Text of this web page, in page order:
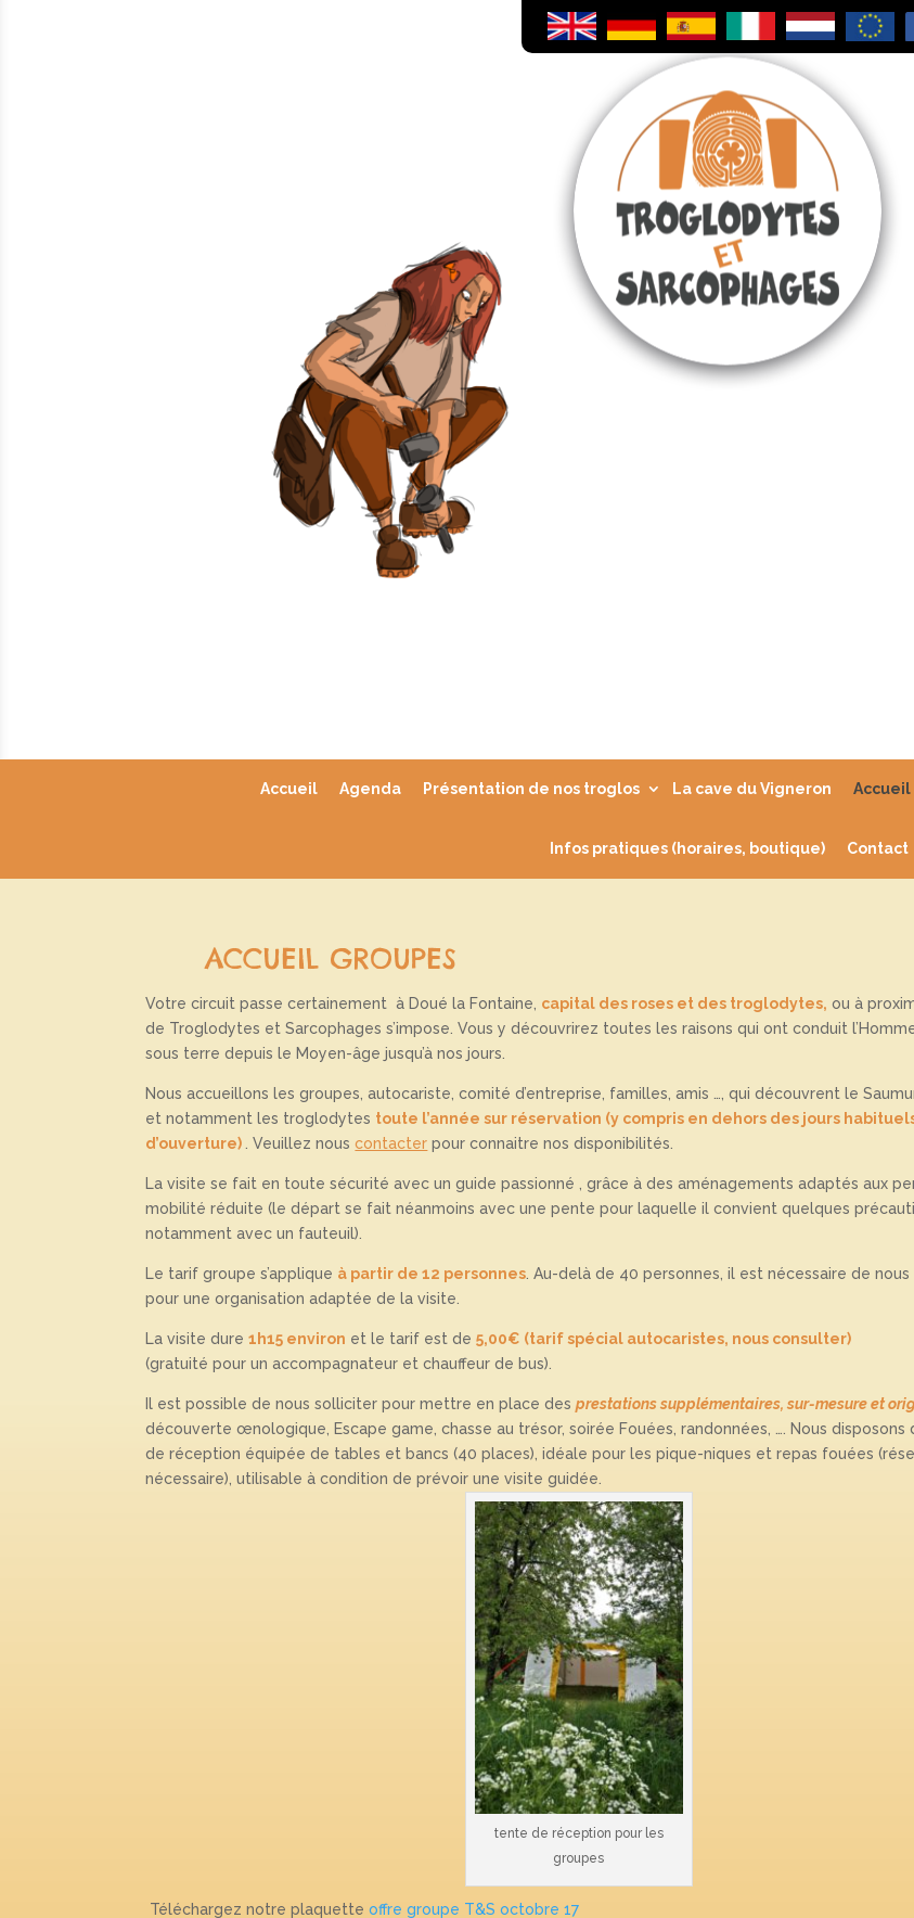
Accueil
Accueil Agenda Présentation de nos troglos La cave du Vigneron Accueil
Infos pratiques (horaires, boutique) Contact
ACCUEIL GROUPES
Votre circuit passe certainement à Doué la Fontaine, capital des roses et des troglodytes, ou à
de Troglodytes et Sarcophages s’impose. Vous y découvrirez toutes les raisons qui ont conduit
sous terre depuis le Moyen-âge jusqu’à nos jours.
Nous accueillons les groupes, autocariste, comité d’entreprise, familles, amis …, qui découvrent le
et notamment les troglodytes toute l’année sur réservation (y compris en dehors des jours
d’ouverture)
. Veuillez nous contacter pour connaitre nos disponibilités.
La visite se fait en toute sécurité avec un guide passionné , grâce à des aménagements adaptés aux
mobilité réduite (le départ se fait néanmoins avec une pente pour laquelle il convient quelques
notamment avec un fauteuil).
Le tarif groupe s’applique à partir de 12 personnes . Au-delà de 40 personnes, il est nécessaire de
pour une organisation adaptée de la visite.
La visite dure1h15 environ et le tarif est de5,00€ (tarif spécial autocaristes, nous consulter)
(gratuité pour un accompagnateur et chauffeur de bus).
Il est possible de nous solliciter pour mettre en place desprestations supplémentaires, sur-mesure et
découverte œnologique, Escape game, chasse au trésor, soirée Fouées, randonnées, …. Nous disposons
de réception équipée de tables et bancs (40 places), idéale pour les pique-niques et repas fouées
nécessaire), utilisable à condition de prévoir une visite guidée.
tente de réception pour les
groupes
Téléchargez notre plaquetteoffre groupe T&S octobre 17